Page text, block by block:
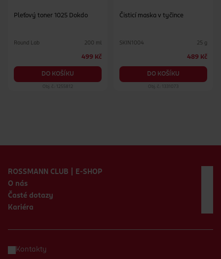
Pleťový toner 1025 Dokdo
Round Lab 200 ml
499 Kč
DO KOŠÍKU
Obj. č.: 1255812
Čisticí maska v tyčince
SKIN1004 25 g
489 Kč
DO KOŠÍKU
ROSSMANN CLUB | E-SHOP
O nás
Časté dotazy
Kariéra
Kontakty